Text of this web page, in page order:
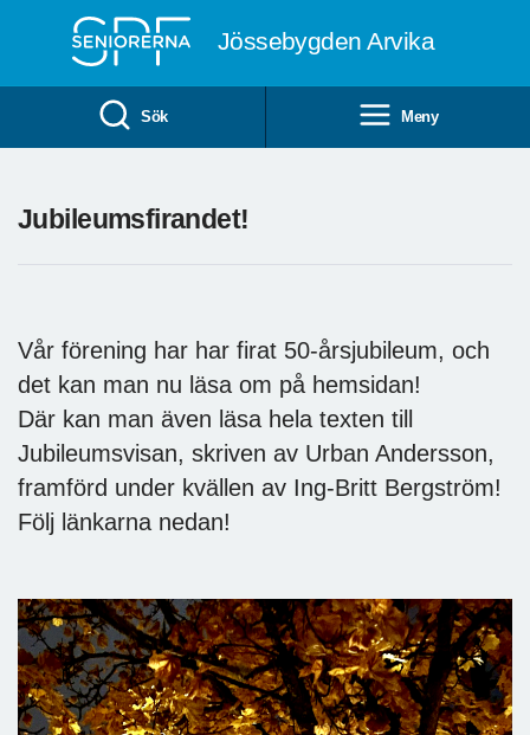
Jössebygden Arvika
Sök Meny
Jubileumsfirandet!
Vår förening har har firat 50-årsjubileum, och
det kan man nu läsa om på hemsidan!
Där kan man även läsa hela texten till
Jubileumsvisan, skriven av Urban Andersson,
framförd under kvällen av Ing-Britt Bergström!
Följ länkarna nedan!